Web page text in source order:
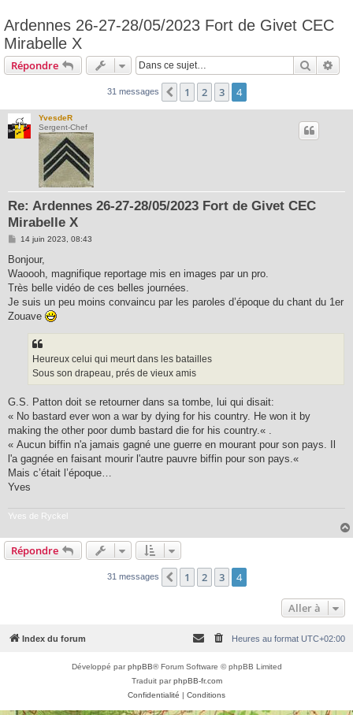
Ardennes 26-27-28/05/2023 Fort de Givet CEC
Mirabelle X
Répondre
31 messages Précédente
1 2 3 4
YvesdeR
Sergent-Chef
Re: Ardennes 26-27-28/05/2023 Fort de Givet CEC
Mirabelle X
M
s
a
g
14 juin 2023, 08:43
Bonjour,
Waoooh, magnifique reportage mis en images par un pro.
Très belle vidéo de ces belles journées.
Je suis un peu moins convaincu par les paroles d’époque du chant du 1er
Zouave
Heureux celui qui meurt dans les batailles
Sous son drapeau, prés de vieux amis
G.S. Patton doit se retourner dans sa tombe, lui qui disait:
« No bastard ever won a war by dying for his country. He won it by
making the other poor dumb bastard die for his country.« .
« Aucun biffin n'a jamais gagné une guerre en mourant pour son pays. Il
l'a gagnée en faisant mourir l'autre pauvre biffin pour son pays.«
Mais c’était l’époque…
Yves
Yves de Ryckel
Répondre
31 messages Précédente
1 2 3 4
Aller à
Index du forum Heures au format UTC+02:00
Développé parphpBB® Forum Software © phpBB Limited
Traduit parphpBB-fr.com
Confidentialité | Conditions